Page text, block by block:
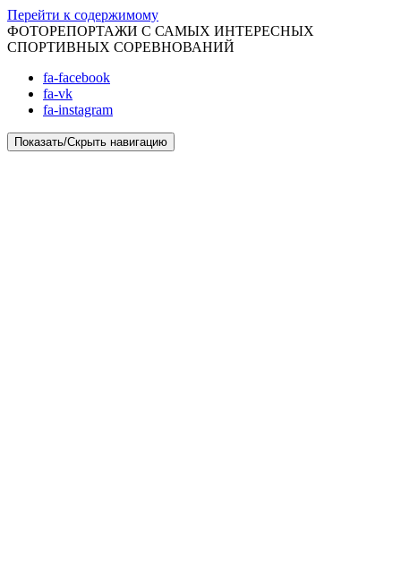
Перейти к содержимому
ФОТОРЕПОРТАЖИ С САМЫХ ИНТЕРЕСНЫХ
СПОРТИВНЫХ СОРЕВНОВАНИЙ
fa-facebook
fa-vk
fa-instagram
Показать/Скрыть навигацию